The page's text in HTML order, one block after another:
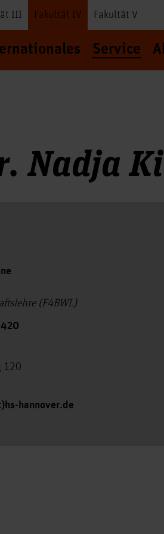
III Fakultät IV Fakultät V
Service
Nadja
(F4BWL)
120
hannover.de